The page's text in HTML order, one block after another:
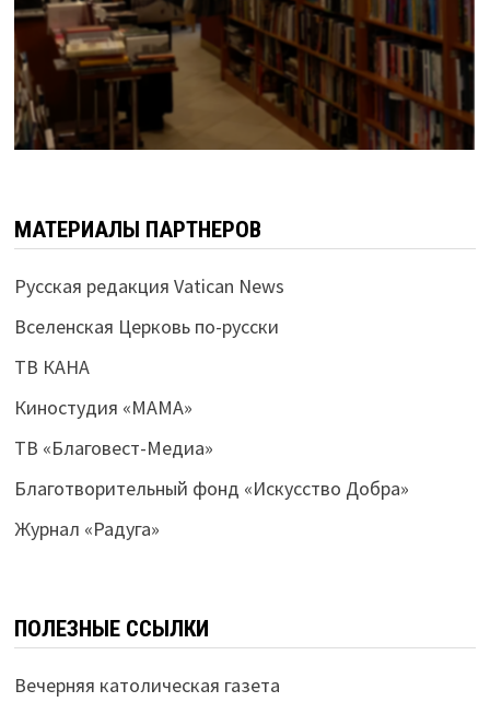
МАТЕРИАЛЫ ПАРТНЕРОВ
Русская редакция Vatican News
Вселенская Церковь по-русски
ТВ КАНА
Киностудия «МАМА»
ТВ «Благовест-Медиа»
Благотворительный фонд «Искусство Добра»
Журнал «Радуга»
ПОЛЕЗНЫЕ ССЫЛКИ
Вечерняя католическая газета